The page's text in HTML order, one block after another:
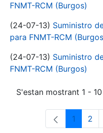
FNMT-RCM (Burgos)
(24-07-13) Suministro
para FNMT-RCM
(24-07-13) Suministro
FNMT-RCM (Burgos)
S'estan mostrant 1 -
Pàgina
1 2